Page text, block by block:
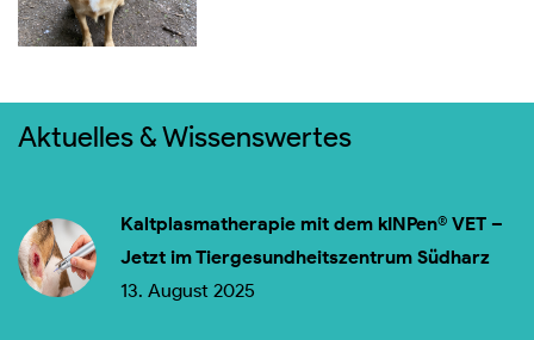
Aktuelles & Wissenswertes
Kaltplasmatherapie mit dem kINPen® VET –
Jetzt im Tiergesundheitszentrum Südharz
13. August 2025